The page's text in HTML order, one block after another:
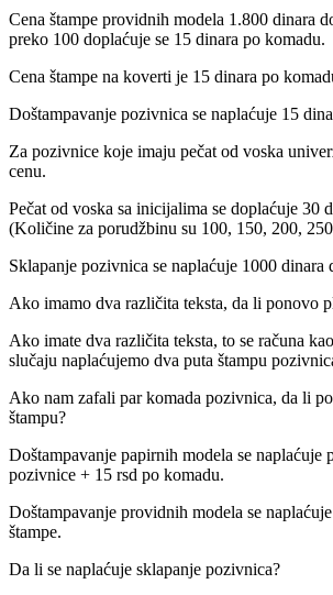
Cena štampe providnih modela 1.800 dinara
preko 100 doplaćuje se 15 dinara po komadu.
Cena štampe na koverti je 15 dinara po
Doštampavanje pozivnica se naplaćuje 15
Za pozivnice koje imaju pečat od voska
cenu.
Pečat od voska sa inicijalima se doplaćuje 30
(Količine za porudžbinu su 100, 150, 200,
Sklapanje pozivnica se naplaćuje 1000 dinara
Ako imamo dva različita teksta, da li ponovo
Ako imate dva različita teksta, to se računa
slučaju naplaćujemo dva puta štampu
Ako nam zafali par komada pozivnica, da li
štampu?
Doštampavanje papirnih modela se naplaćuje
pozivnice + 15 rsd po komadu.
Doštampavanje providnih modela se
štampe.
Da li se naplaćuje sklapanje pozivnica?